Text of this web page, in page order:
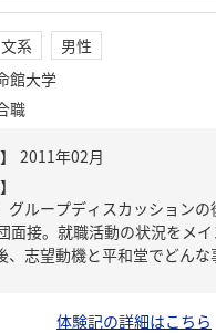
文系
男性
館大学
職
グループディスカッション
面接。就職活動の状況をメ
、志望動機と平和堂でどん
体験記の詳細はこちら